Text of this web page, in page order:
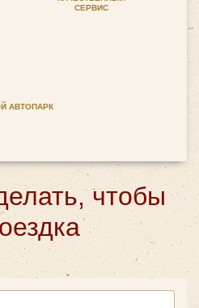
СЕРВИС
АВТОПАРК
чтобы
в аренду с водителем